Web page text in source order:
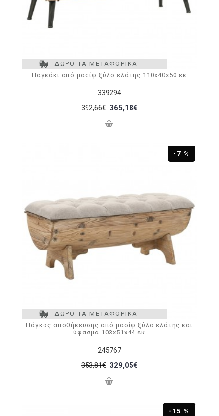
ΔΩΡΟ ΤΑ ΜΕΤΑΦΟΡΙΚΑ
339294
Παγκάκι από μασίφ ξύλο ελάτης 110x40x50 εκ
392,66€ 365,18€
ΔΩΡΟ ΤΑ ΜΕΤΑΦΟΡΙΚΑ
-7 %
245767
Πάγκος αποθήκευσης από μασίφ ξύλο ελάτης και
ύφασμα 103x51x44 εκ
353,81€ 329,05€
-15 %